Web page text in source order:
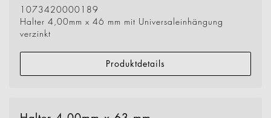
1073420000189
Halter 4,00mm x 46 mm mit Universaleinhängung
verzinkt
Produktdetails